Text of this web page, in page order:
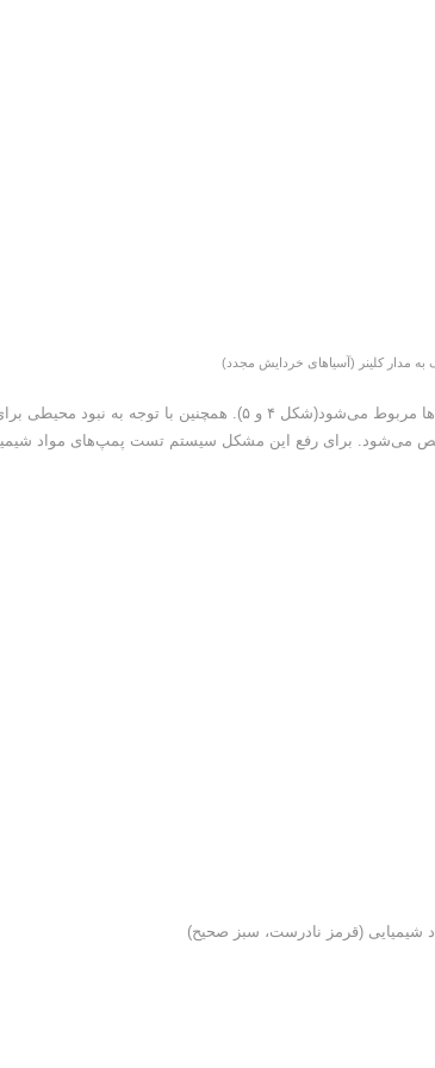
برخی از مشکلات توزیع مواد شیمیایی به نبود اتصالات و مشکل در تعمیرات پمپ‌ها مربوط می‌شود(شکل ۴ و ۵). همچنین با توجه به نبود محیطی
می‌شود. برای رفع این مشکل سیستم تست پمپ‌های مواد